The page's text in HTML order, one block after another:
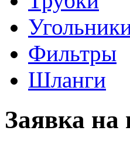
Фильтры
Шланги
Заявка на